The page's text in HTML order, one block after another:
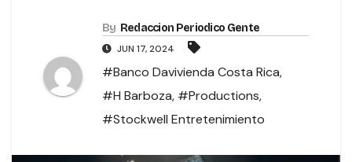
By Redaccion Periodico Gente
JUN 17, 2024
#Banco Davivienda Costa Rica,
#H Barboza, #Productions,
#Stockwell Entretenimiento